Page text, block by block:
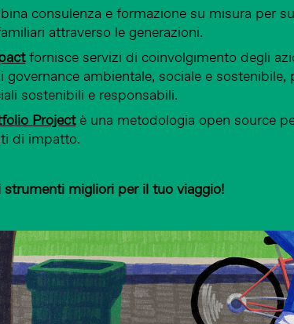
consulenza e formazione su misura per
attraverso le generazioni.
fornisce servizi di coinvolgimento degli
governance ambientale, sociale e
sostenibili e responsabili.
Projectè una metodologia open source
di impatto.
strumenti migliori per il tuo viaggio!